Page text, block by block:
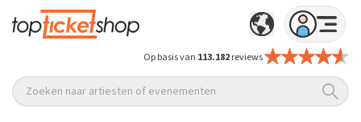
Op basis van 113.182reviews
Zoeken naar artiesten of evenementen